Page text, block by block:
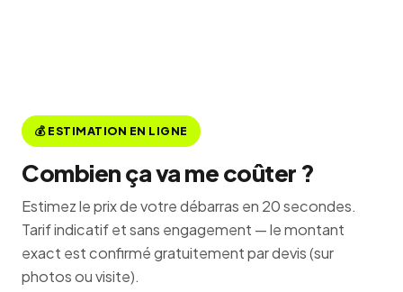
💰 ESTIMATION EN LIGNE
Combien ça va me coûter ?
Estimez le prix de votre débarras en 20 secondes.
Tarif indicatif et sans engagement — le montant
exact est confirmé gratuitement par devis (sur
photos ou visite).